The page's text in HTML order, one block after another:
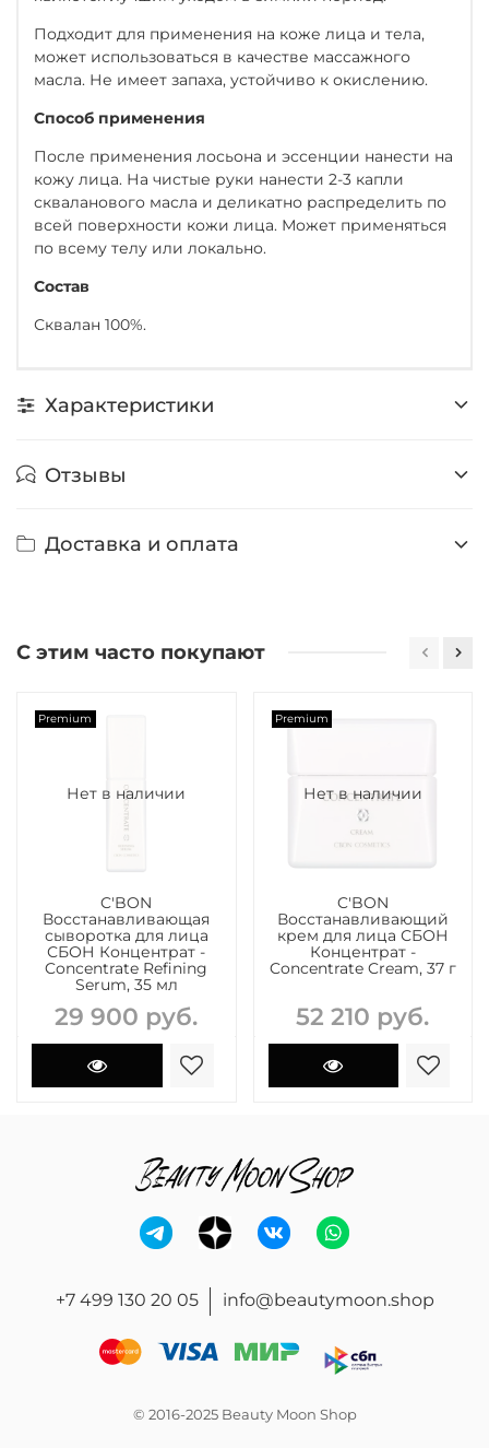
Подходит для применения на коже лица и тела,
может использоваться в качестве массажного
масла. Не имеет запаха, устойчиво к окислению.
Способ применения
После применения лосьона и эссенции нанести на
кожу лица. На чистые руки нанести 2-3 капли
скваланового масла и деликатно распределить по
всей поверхности кожи лица. Может применяться
по всему телу или локально.
Состав
Сквалан 100%.
Характеристики
Отзывы
Доставка и оплата
С этим часто покупают
Нет в наличии
Premium
C'BON
Восстанавливающая
сыворотка для лица
СБОН Концентрат -
Concentrate Refining
Serum, 35 мл
29 900 руб.
Нет в наличии
Premium
C'BON
Восстанавливающий
крем для лица СБОН
Концентрат -
Concentrate Cream, 37 г
52 210 руб.
+7 499 130 20 05 info@beautymoon.shop
© 2016-2025 Beauty Moon Shop